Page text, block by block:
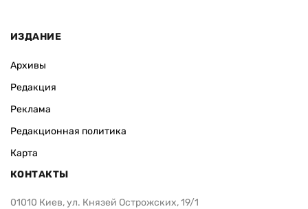
ИЗДАНИЕ
Архивы
Редакция
Реклама
Редакционная политика
Карта
КОНТАКТЫ
01010 Киев, ул. Князей Острожских, 19/1